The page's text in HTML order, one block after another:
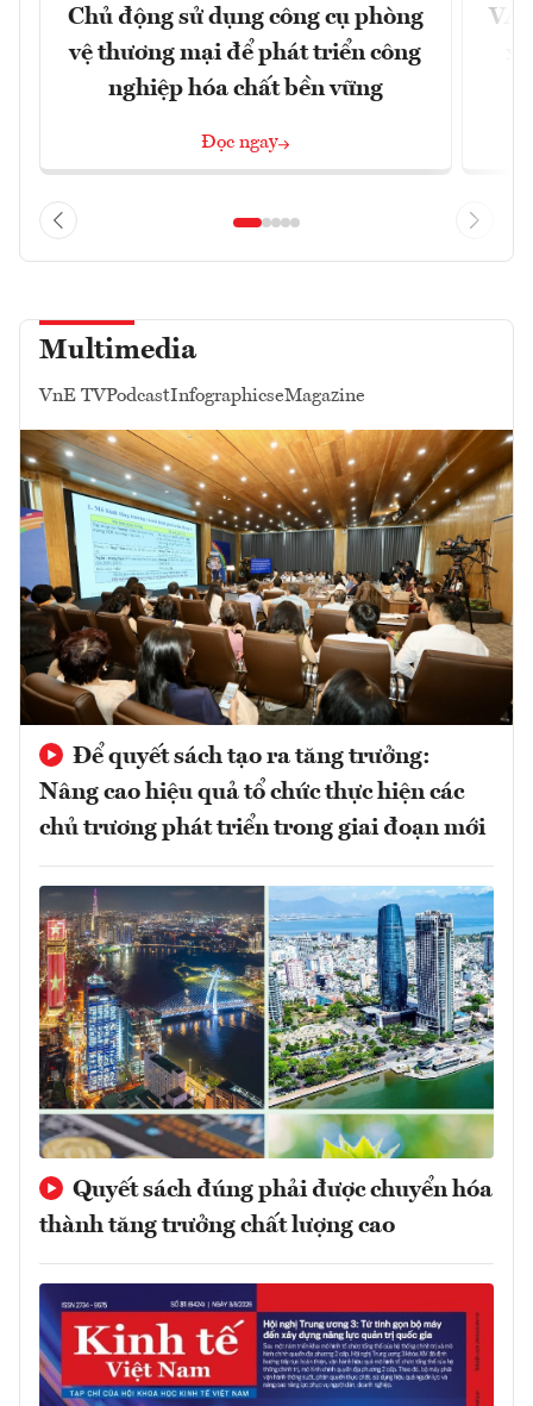
Chủ động sử dụng công cụ phòng
vệ thương mại để phát triển công
nghiệp hóa chất bền vững
Đọc ngay
Multimedia
VnE TVPodcastInfographicseMagazine
Để quyết sách tạo ra tăng trưởng:
Nâng cao hiệu quả tổ chức thực hiện các
chủ trương phát triển trong giai đoạn mới
Quyết sách đúng phải được chuyển hóa
thành tăng trưởng chất lượng cao